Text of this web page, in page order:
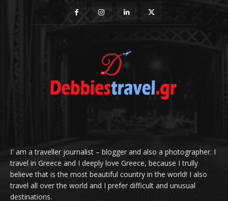
I' am a traveller journalist – blogger and also a photographer. I
travel in Greece and I deeply love Greece, because I trully
believe that is the most beautiful country in the world! I also
travel all over the world and I prefer difficult and unusual
destinations.